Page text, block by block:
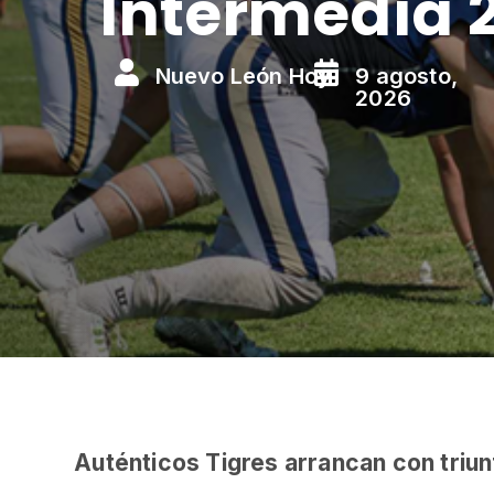
 Nuevo León Hoy

9 agosto,
2026
Auténticos Tigres arrancan con